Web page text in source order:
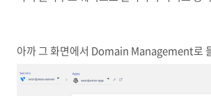
아까 그 화면에서 Domain Management로